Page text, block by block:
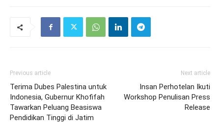
Previous article
Terima Dubes Palestina untuk
Indonesia, Gubernur Khofifah
Tawarkan Peluang Beasiswa
Pendidikan Tinggi di Jatim
Next article
Insan Perhotelan Ikuti
Workshop Penulisan Press
Release